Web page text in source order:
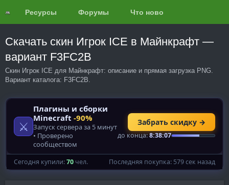
Ресурсы Форумы Что нового?
Скачать скин Игрок ICE в Майнкрафт —
вариант F3FC2B
Скин Игрок ICE для Майнкрафт: описание и прямая загрузка PNG.
Вариант каталога: F3FC2B.